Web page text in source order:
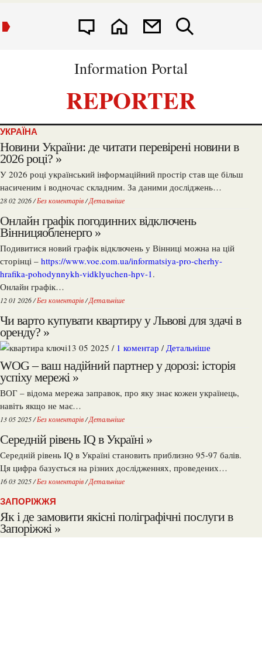
Information Portal
REPORTER
УКРАЇНА
Новини України: де читати перевірені новини в
2026 році? »
У 2026 році український інформаційний простір став ще більш
насиченим і водночас складним. За даними досліджень…
28 02 2026 /Без коментарів/Детальніше
Онлайн графік погодинних відключень
Вінницяобленерго »
Подивитися новий графік відключень у Вінниці можна на цій
сторінці – https://www.voe.com.ua/informatsiya-pro-cherhy-
hrafika-pohodynnykh-vidklyuchen-hpv-1.
Онлайн графік…
12 01 2026 /Без коментарів/Детальніше
Чи варто купувати квартиру у Львові для здачі в
оренду? »
13 05 2025 / 1 коментар /Детальніше
WOG – ваш надійний партнер у дорозі: історія
успіху мережі »
ВОГ – відома мережа заправок, про яку знає кожен українець,
навіть якщо не має…
13 05 2025 /Без коментарів/Детальніше
Середній рівень IQ в Україні »
Середній рівень IQ в Україні становить приблизно 95-97 балів.
Ця цифра базується на різних дослідженнях, проведених…
16 03 2025 /Без коментарів/Детальніше
ЗАПОРІЖЖЯ
Як і де замовити якісні поліграфічні послуги в
Запоріжжі »